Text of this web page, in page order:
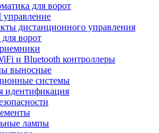
для ворот
дистанционного управления
ворот
и Bluetooth контроллеры
выносные
системы
идентификация
лампы